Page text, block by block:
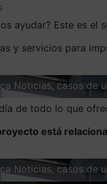
ayudar? Este es el
y servicios para
Noticias, casos de
de todo lo que
está
Noticias, casos de